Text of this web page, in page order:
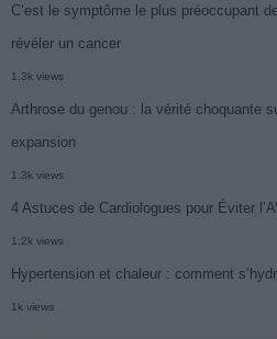
C’est le symptôme le plus préoccupant
révéler un cancer
1.3k views
Arthrose du genou : la vérité choquante
expansion
1.3k views
4 Astuces de Cardiologues pour Éviter
1.2k views
Hypertension et chaleur : comment
1k views